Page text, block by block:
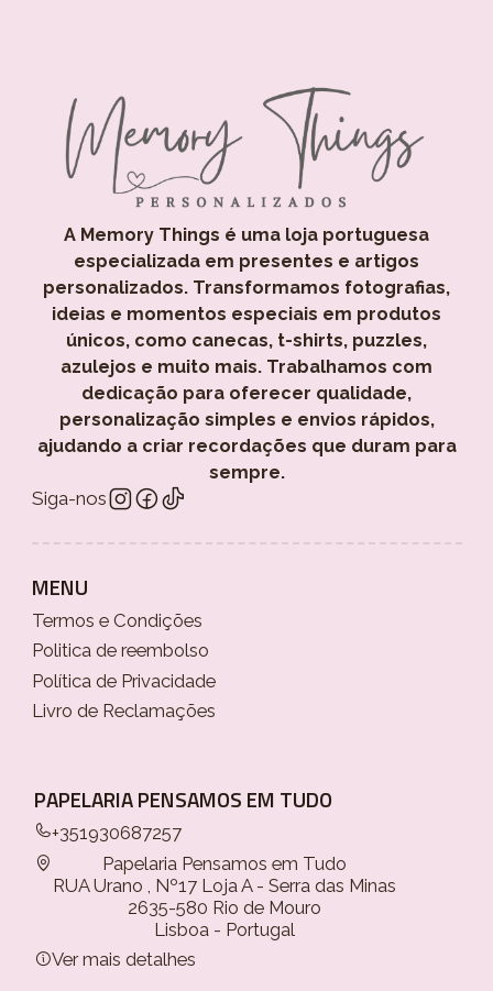
A Memory Things é uma loja portuguesa
especializada em presentes e artigos
personalizados. Transformamos fotografias,
ideias e momentos especiais em produtos
únicos, como canecas, t-shirts, puzzles,
azulejos e muito mais. Trabalhamos com
dedicação para oferecer qualidade,
personalização simples e envios rápidos,
ajudando a criar recordações que duram para
sempre.
Siga-nos
MENU
Termos e Condições
Politica de reembolso
Política de Privacidade
Livro de Reclamações
PAPELARIA PENSAMOS EM TUDO
+351930687257
Papelaria Pensamos em Tudo
RUA Urano , Nº17 Loja A - Serra das Minas
2635-580 Rio de Mouro
Lisboa - Portugal
Ver mais detalhes